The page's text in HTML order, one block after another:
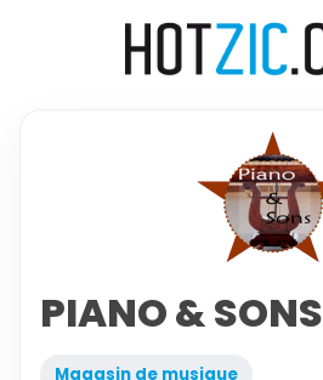
PIANO & SONS
Magasin de musique